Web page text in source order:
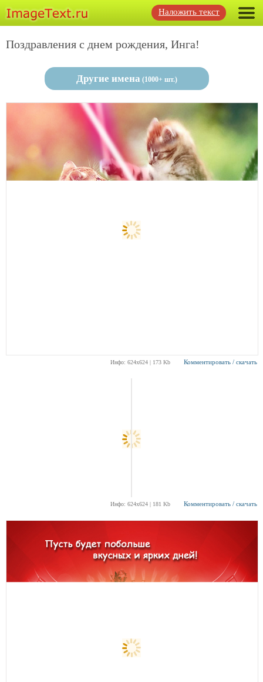
Наложить текст
Поздравления с днем рождения, Инга!
Другие имена (1000+ шт.)
Инфо: 624х624 | 173 Kb Комментировать / скачать
Инфо: 624х624 | 181 Kb Комментировать / скачать